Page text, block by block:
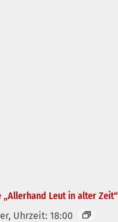
„Allerhand Leut in alter Zeit“
Uhrzeit: 18:00